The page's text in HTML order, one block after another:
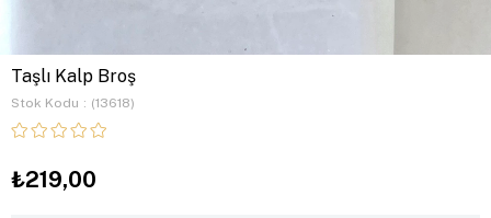
Taşlı Kalp Broş
Stok Kodu (13618)
₺219,00